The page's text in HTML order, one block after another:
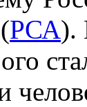
РСА).